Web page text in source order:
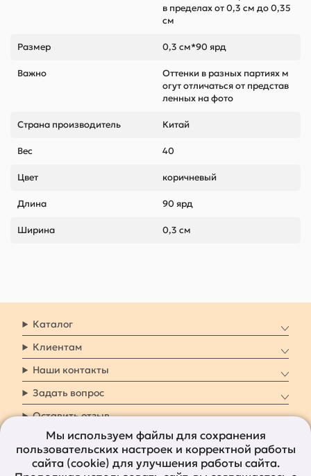
в пределах от 0,3 см до 0,35
см
Размер 0,3 см*90 ярд
Важно
Оттенки в разных партиях м
огут отличаться от представ
ленных на фото
Страна производитель Китай
Вес 40
Цвет коричневый
Длина 90 ярд
Ширина 0,3 см
Каталог
Клиентам
Наши контакты
Задать вопрос
Оставить отзыв
8 800 7009 161 Заказать звонок
Мы используем файлы для сохранения
пользовательских настроек и корректной работы
сайта (cookie) для улучшения работы сайта.